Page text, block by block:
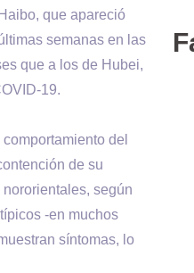
que apareció
semanas en las
que a los de Hubei,
19.
del
de su
según
-en muchos
síntomas, lo